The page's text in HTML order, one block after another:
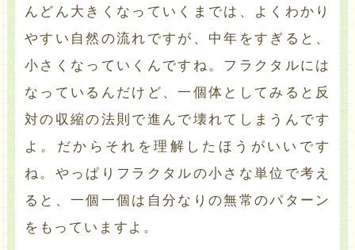
んどん大きくなっていくまでは、よくわかり
やすい自然の流れですが、中年をすぎると、
小さくなっていくんですね。フラクタルには
なっているんだけど、一個体としてみると反
対の収縮の法則で進んで壊れてしまうんです
よ。だからそれを理解したほうがいいです
ね。やっぱりフラクタルの小さな単位で考え
ると、一個一個は自分なりの無常のパターン
をもっていますよ。